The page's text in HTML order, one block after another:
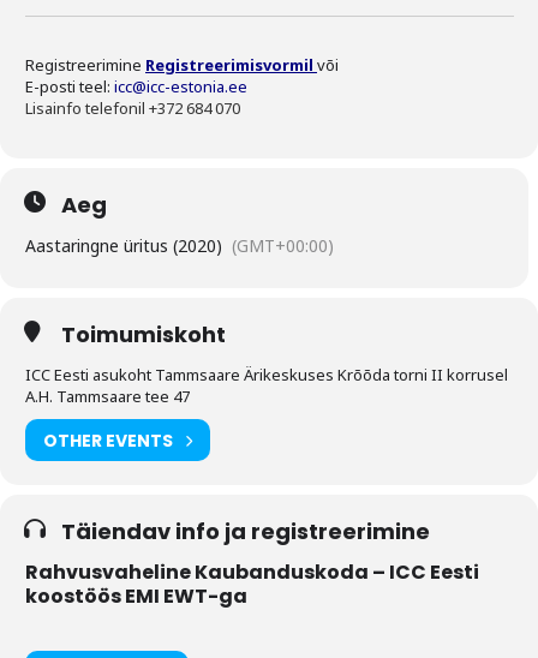
Registreerimine Registreerimisvormil või
E-posti teel: icc@icc-estonia.ee
Lisainfo telefonil +372 684 070
Aeg
Aastaringne üritus (2020) (GMT+00:00)
Toimumiskoht
ICC Eesti asukoht Tammsaare Ärikeskuses Krõõda torni II korrusel
A.H. Tammsaare tee 47
OTHER EVENTS
Täiendav info ja registreerimine
Rahvusvaheline Kaubanduskoda – ICC Eesti
koostöös EMI EWT-ga